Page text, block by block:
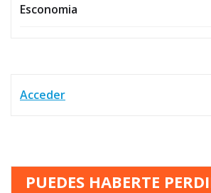
Esconomia
Acceder
PUEDES HABERTE